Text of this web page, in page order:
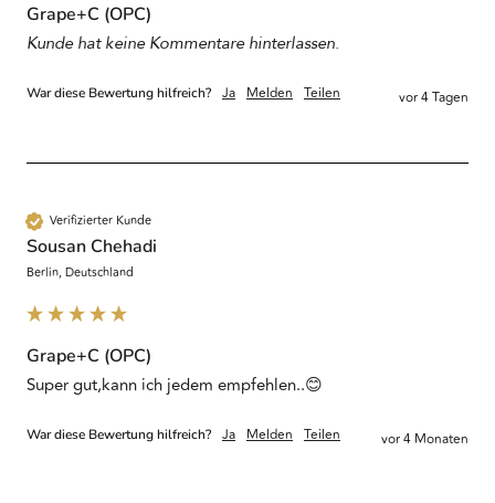
Grape+C (OPC)
Kunde hat keine Kommentare hinterlassen.
War diese Bewertung hilfreich? Ja Melden Teilen vor 4 Tagen
Verifizierter Kunde
Sousan Chehadi
Berlin, Deutschland
Grape+C (OPC)
Super gut,kann ich jedem empfehlen..😊
War diese Bewertung hilfreich? Ja Melden Teilen vor 4 Monaten